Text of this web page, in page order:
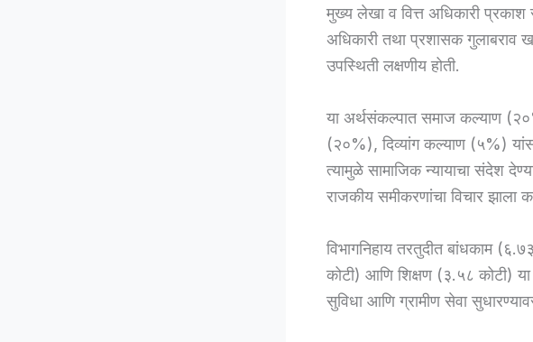
मुख्य लेखा व वित्त अधिकारी प्रकाश
अधिकारी तथा प्रशासक गुलाबराव
उपस्थिती लक्षणीय होती.
या अर्थसंकल्पात समाज कल्याण
(२०%), दिव्यांग कल्याण (५%)
त्यामुळे सामाजिक न्यायाचा संदेश
राजकीय समीकरणांचा विचार झाला
विभागनिहाय तरतुदीत बांधकाम
कोटी) आणि शिक्षण (३.५८ कोटी) या
सुविधा आणि ग्रामीण सेवा